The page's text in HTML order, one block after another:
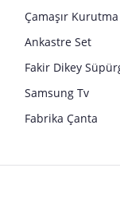
Çamaşır
Ankastre Set
Fakir Dikey
Samsung Tv
Fabrika Çanta